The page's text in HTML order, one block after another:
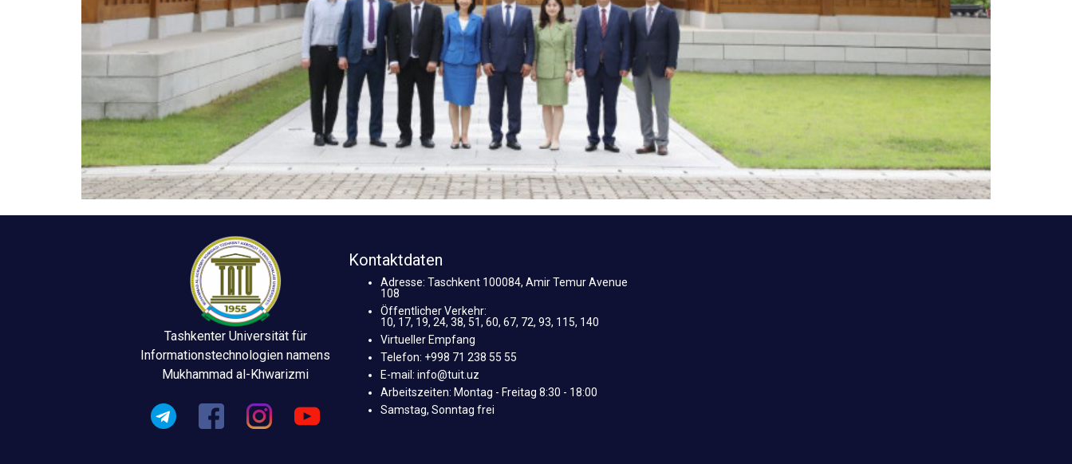
Tashkenter Universität für
Informationstechnologien namens
Mukhammad al-Khwarizmi
Kontaktdaten
Adresse: Taschkent 100084, Amir Temur Avenue
108
Öffentlicher Verkehr:
10, 17, 19, 24, 38, 51, 60, 67, 72, 93, 115, 140
Virtueller Empfang
Telefon: +998 71 238 55 55
E-mail: info@tuit.uz
Arbeitszeiten: Montag - Freitag 8:30 - 18:00
Samstag, Sonntag frei